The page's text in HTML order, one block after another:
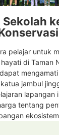
pelajar untuk
di Taman
jambul
lapangan
tentang